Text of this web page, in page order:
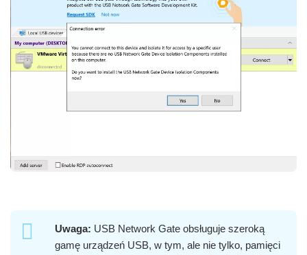
Uwaga: USB Network Gate obsługuje szeroką
gamę urządzeń USB, w tym, ale nie tylko, pamięci